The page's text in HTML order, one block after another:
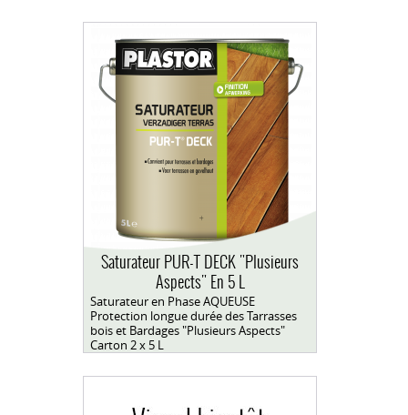
Saturateur PUR-T DECK "Plusieurs
Aspects" En 5 L
Saturateur en Phase AQUEUSE
Protection longue durée des Tarrasses
bois et Bardages "Plusieurs Aspects"
Carton 2 x 5 L